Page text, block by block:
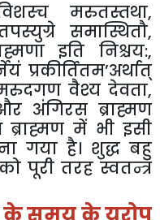
मरुतस्तथा,
समास्थितौ,
इति निश्चय:,
प्रकीर्तितम’अर्थात्
वैश्य देवता,
अंगिरस ब्राह्मण
ब्राह्मण में भी इसी
गया है। शुद्ध बहु
पूरी तरह स्वतन्त्र